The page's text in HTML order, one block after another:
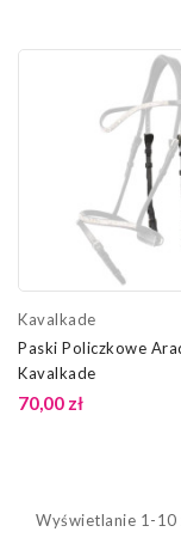
Kavalkade
Paski Policzkowe
Kavalkade
70,00 zł
Wyświetlanie 1-10